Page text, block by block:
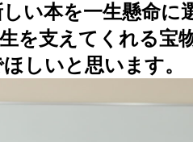
い本を一生懸命に
を支えてくれる宝
しいと思います。